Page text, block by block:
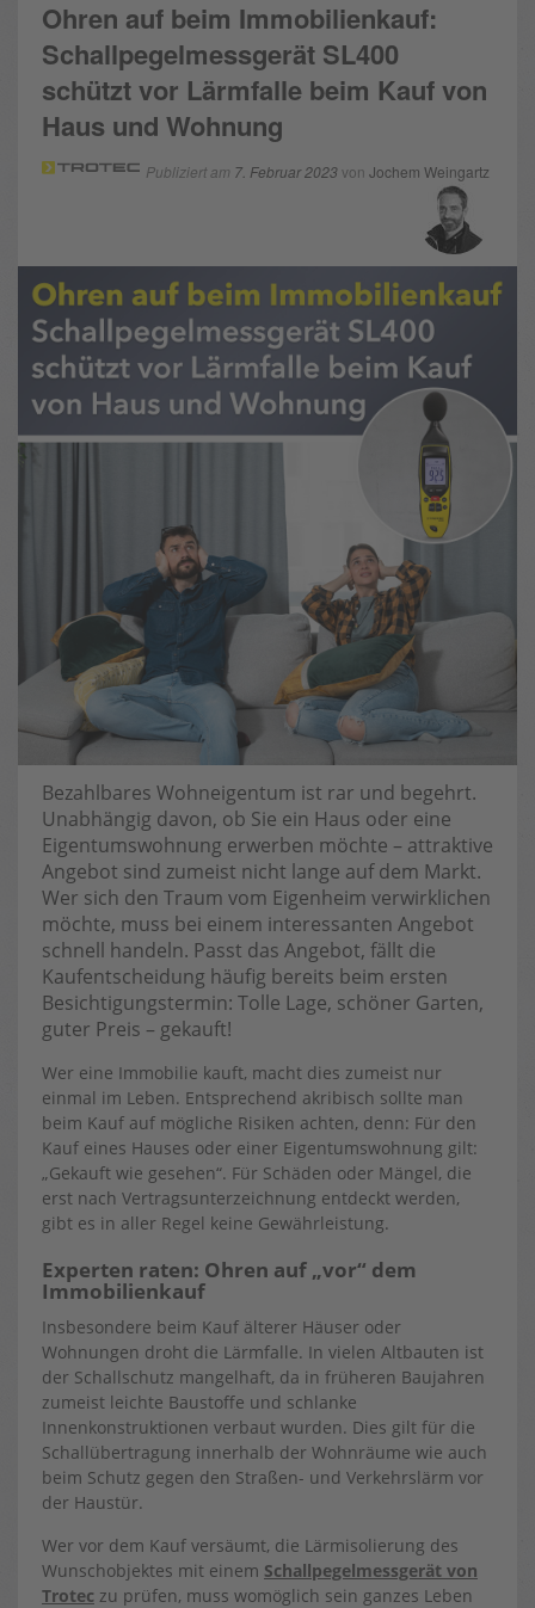
Ohren auf beim Immobilienkauf:
Schallpegelmessgerät SL400
schützt vor Lärmfalle beim Kauf von
Haus und Wohnung
Publiziert am 7. Februar 2023von Jochem Weingartz
Bezahlbares Wohneigentum ist rar und begehrt.
Unabhängig davon, ob Sie ein Haus oder eine
Eigentumswohnung erwerben möchte – attraktive
Angebot sind zumeist nicht lange auf dem Markt.
Wer sich den Traum vom Eigenheim verwirklichen
möchte, muss bei einem interessanten Angebot
schnell handeln. Passt das Angebot, fällt die
Kaufentscheidung häufig bereits beim ersten
Besichtigungstermin: Tolle Lage, schöner Garten,
guter Preis – gekauft!
Wer eine Immobilie kauft, macht dies zumeist nur
einmal im Leben. Entsprechend akribisch sollte man
beim Kauf auf mögliche Risiken achten, denn: Für den
Kauf eines Hauses oder einer Eigentumswohnung gilt:
„Gekauft wie gesehen“. Für Schäden oder Mängel, die
erst nach Vertragsunterzeichnung entdeckt werden,
gibt es in aller Regel keine Gewährleistung.
Experten raten: Ohren auf „vor“ dem
Immobilienkauf
Insbesondere beim Kauf älterer Häuser oder
Wohnungen droht die Lärmfalle. In vielen Altbauten ist
der Schallschutz mangelhaft, da in früheren Baujahren
zumeist leichte Baustoffe und schlanke
Innenkonstruktionen verbaut wurden. Dies gilt für die
Schallübertragung innerhalb der Wohnräume wie auch
beim Schutz gegen den Straßen- und Verkehrslärm vor
der Haustür.
Wer vor dem Kauf versäumt, die Lärmisolierung des
Wunschobjektes mit einem Schallpegelmessgerät von
Trotec zu prüfen, muss womöglich sein ganzes Leben